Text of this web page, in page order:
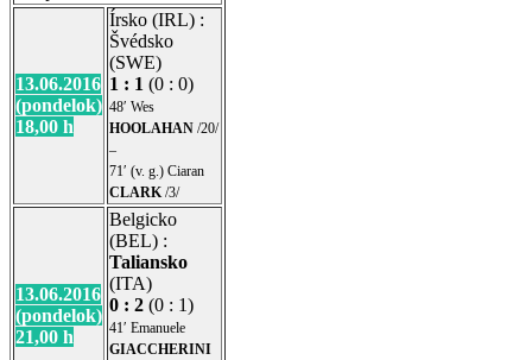
13.06.2016
(pondelok)
18,00 h
Írsko (IRL) :
Švédsko
(SWE)
1 : 1 (0 : 0)
48′ Wes
HOOLAHAN /20/
–
71′ (v. g.) Ciaran
CLARK/3/
13.06.2016
(pondelok)
21,00 h
Belgicko
(BEL) :
Taliansko
(ITA)
0 : 2 (0 : 1)
41′ Emanuele
GIACCHERINI